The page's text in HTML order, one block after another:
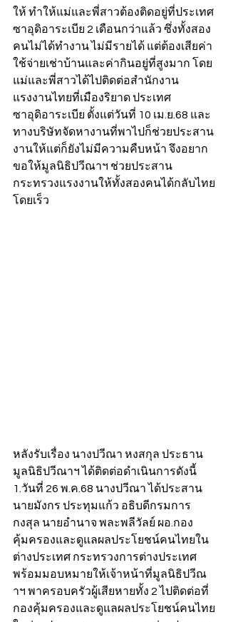
ให้ ทำให้แม่และพี่สาวต้องติดอยู่ที่ประเทศ
ซาอุดิอาระเบีย 2 เดือนกว่าแล้ว ซึ่งทั้งสอง
คนไม่ได้ทำงาน ไม่มีรายได้ แต่ต้องเสียค่า
ใช้จ่ายเช่าบ้านและค่ากินอยู่ที่สูงมาก โดย
แม่และพี่สาวได้ไปติดต่อสำนักงาน
แรงงานไทยที่เมืองริยาด ประเทศ
ซาอุดิอาระเบีย ตั้งแต่วันที่ 10 เม.ย.68 และ
ทางบริษัทจัดหางานที่พาไปก็ช่วยประสาน
งานให้แต่ก็ยังไม่มีความคืบหน้า จึงอยาก
ขอให้มูลนิธิปวีณาฯ ช่วยประสาน
กระทรวงแรงงานให้ทั้งสองคนได้กลับไทย
โดยเร็ว
หลังรับเรื่อง นางปวีณา หงสกุล ประธาน
มูลนิธิปวีณาฯ ได้ติดต่อดำเนินการดังนี้
1.วันที่ 26 พ.ค.68 นางปวีณา ได้ประสาน
นายมังกร ประทุมแก้ว อธิบดีกรมการ
กงสุล นายอำนาจ พละพลีวัลย์ ผอ.กอง
คุ้มครองและดูแลผลประโยชน์คนไทยใน
ต่างประเทศ กระทรวงการต่างประเทศ
พร้อมมอบหมายให้เจ้าหน้าที่มูลนิธิปวีณ
าฯ พาครอบครัวผู้เสียหายทั้ง 2 ไปติดต่อที่
กองคุ้มครองและดูแลผลประโยชน์คนไทย